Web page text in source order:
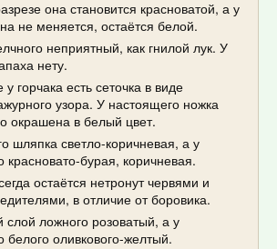
она становится красноватой, а у
не меняется, остаётся белой.
неприятный, как гнилой лук. У
нету.
горчака есть сеточка в виде
узора. У настоящего ножка
окрашена в белый цвет.
шляпка светло-коричневая, а у
красновато-бурая, коричневая.
остаётся нетронут червями и
в отличие от боровика.
слой ложного розоватый, а у
белого оливкового-желтый.